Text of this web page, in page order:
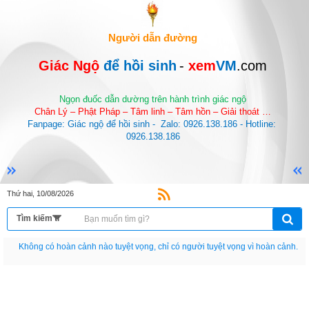
Người dẫn đường
Giác Ngộ để hồi sinh - xemVM.com
Ngọn đuốc dẫn dường trên hành trình giác ngộ
Chân Lý – Phật Pháp – Tâm linh – Tâm hồn – Giải thoát …
Fanpage: Giác ngộ để hồi sinh -  Zalo: 0926.138.186 - Hotline:
0926.138.186
Thứ hai, 10/08/2026
Nếu như không chịu học tập thì cho dù đi vạn dặm đường cũng chỉ là anh đưa